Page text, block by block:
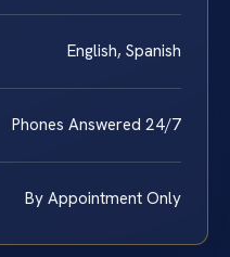
English, Spanish
Phones Answered 24/7
By Appointment Only